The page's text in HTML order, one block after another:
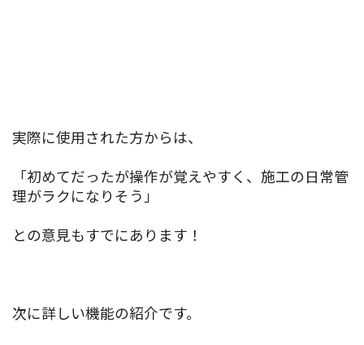
実際に使用された方からは、
「初めてだったが操作が覚えやすく、施工の日常管
理がラクになりそう」
との意見もすでにあります！
次に詳しい機能の紹介です。